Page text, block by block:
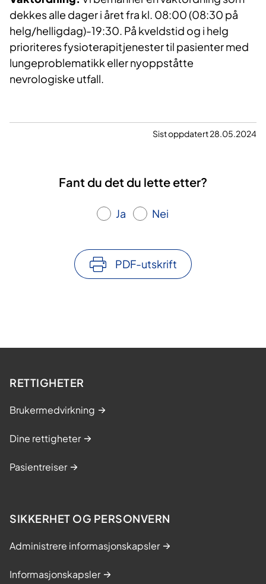
dekkes alle dager i året fra kl. 08:00 (08:30 på
helg/helligdag)-19:30. På kveldstid og i helg
prioriteres fysioterapitjenester til pasienter med
lungeproblematikk eller nyoppståtte
nevrologiske utfall.
Sist oppdatert 28.05.2024
Fant du det du lette etter?
Ja Nei
PDF-utskrift
RETTIGHETER
Brukermedvirkning
Dine rettigheter
Pasientreiser
SIKKERHET OG PERSONVERN
Administrere informasjonskapsler
Informasjonskapsler